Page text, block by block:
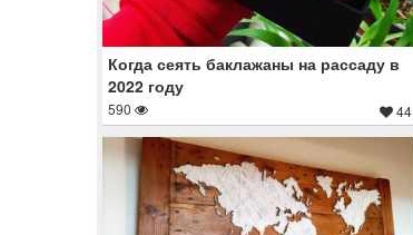
Когда сеять баклажаны на рассаду в
2022 году
590 44